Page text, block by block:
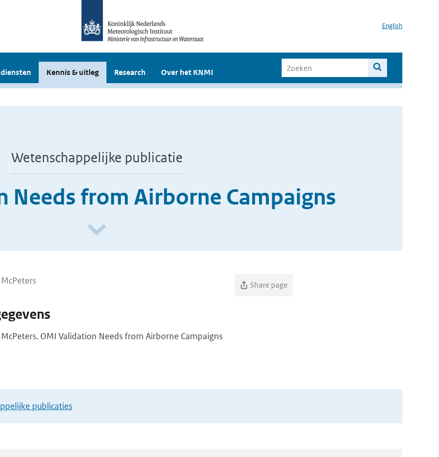
English
Kennis & uitleg Research Over het KNMI
Wetenschappelijke publicatie
Needs from Airborne Campaigns
Share page
OMI Validation Needs from Airborne Campaigns
publicaties